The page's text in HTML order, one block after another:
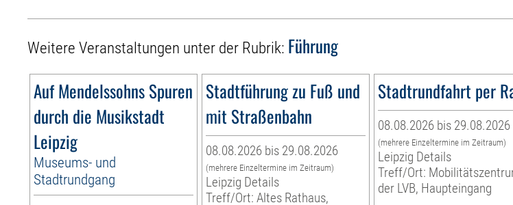
Weitere Veranstaltungen unter der Rubrik: Führung
Auf Mendelssohns Spuren
durch die Musikstadt
Leipzig
Museums- und
Stadtrundgang
Stadtführung zu Fuß und
mit Straßenbahn
08.08.2026 bis 29.08.2026
(mehrere Einzeltermine im Zeitraum)
Leipzig Details
Treff/Ort: Altes Rathaus,
Stadtrundfahrt per
08.08.2026 bis 29.08.2026
(mehrere Einzeltermine im Zeitraum)
Leipzig Details
Treff/Ort:
der LVB, Haupteingang